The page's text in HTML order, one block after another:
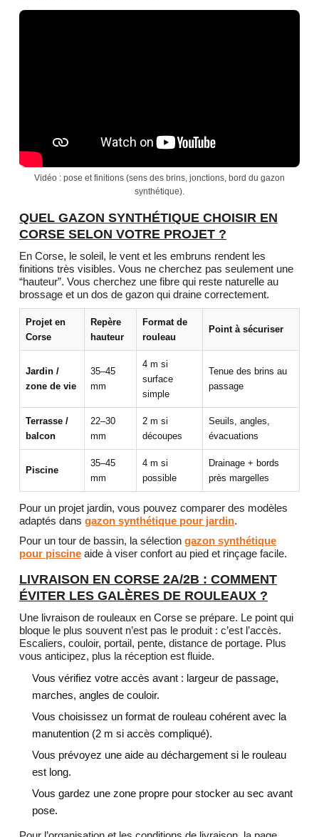
Vidéo : pose et finitions (sens des brins, jonctions, bord du gazon
synthétique).
QUEL GAZON SYNTHÉTIQUE CHOISIR EN
CORSE SELON VOTRE PROJET ?
En Corse, le soleil, le vent et les embruns rendent les
finitions très visibles. Vous ne cherchez pas seulement une
“hauteur”. Vous cherchez une fibre qui reste naturelle au
brossage et un dos de gazon qui draine correctement.
Projet en
Corse
Repère
hauteur
Format de
rouleau
Point à sécuriser
Jardin /
zone de vie
35–45
mm
4 m si
surface
simple
Tenue des brins au
passage
Terrasse /
balcon
22–30
mm
2 m si
découpes
Seuils, angles,
évacuations
Piscine
35–45
mm
4 m si
possible
Drainage + bords
près margelles
Pour un projet jardin, vous pouvez comparer des modèles
adaptés dans gazon synthétique pour jardin.
Pour un tour de bassin, la sélection gazon synthétique
pour piscine aide à viser confort au pied et rinçage facile.
LIVRAISON EN CORSE 2A/2B : COMMENT
ÉVITER LES GALÈRES DE ROULEAUX ?
Une livraison de rouleaux en Corse se prépare. Le point qui
bloque le plus souvent n’est pas le produit : c’est l’accès.
Escaliers, couloir, portail, pente, distance de portage. Plus
vous anticipez, plus la réception est fluide.
Vous vérifiez votre accès avant : largeur de passage,
marches, angles de couloir.
Vous choisissez un format de rouleau cohérent avec la
manutention (2 m si accès compliqué).
Vous prévoyez une aide au déchargement si le rouleau
est long.
Vous gardez une zone propre pour stocker au sec avant
pose.